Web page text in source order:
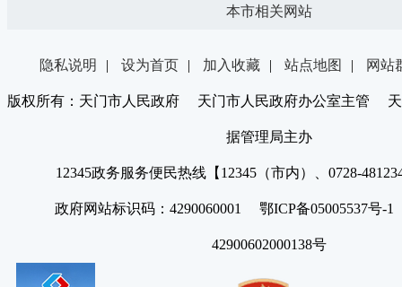
本市相关网站
隐私说明 | 设为首页 | 加入收藏 | 站点地图 | 网站
版权所有：天门市人民政府 天门市人民政府办公室主管 天
据管理局主办
12345政务服务便民热线【12345（市内）、0728-
政府网站标识码：4290060001 鄂ICP备05005537号
42900602000138号